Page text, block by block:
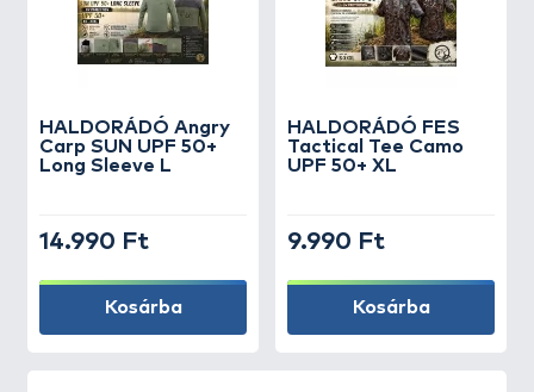
HALDORÁDÓ Angry
Carp SUN UPF 50+
Long Sleeve L
14.990 Ft
Kosárba
HALDORÁDÓ FES
Tactical Tee Camo
UPF 50+ XL
9.990 Ft
Kosárba